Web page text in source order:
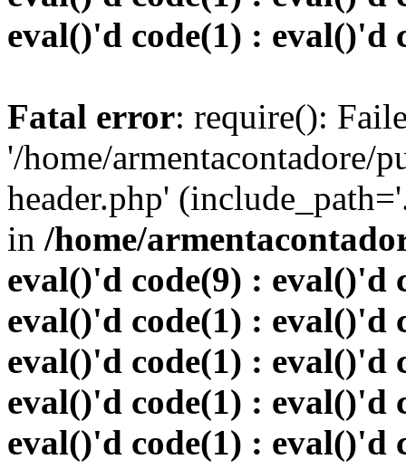
eval()'d code(1) : eval()'d
Fatal error: require():
'/home/armentacontadore/
header.php'
in /home/
eval()'d code(9) : eval()'d
eval()'d code(1) : eval()'d
eval()'d code(1) : eval()'d
eval()'d code(1) : eval()'d
eval()'d code(1) : eval()'d